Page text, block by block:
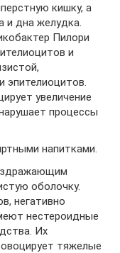
кишку, а
и дна желудка.
Пилори
и
увеличение
процессы
напитками.
оболочку.
негативно
нестероидные
Их
тяжелые